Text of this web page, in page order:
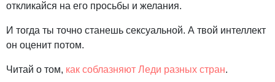
откликайся на его просьбы и желания.
И тогда ты точно станешь сексуальной. А твой интеллект
он оценит потом.
Читай о том, как соблазняют Леди разных стран.